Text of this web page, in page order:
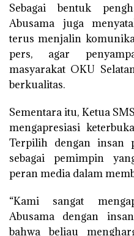
Sebagai bentuk
Abusama juga
terus menjalin
pers, agar
masyarakat OKU
berkualitas.
Sementara itu, Ketua
mengapresiasi
Terpilih dengan insan
sebagai pemimpin
peran media dalam
“Kami sangat
Abusama dengan
bahwa beliau